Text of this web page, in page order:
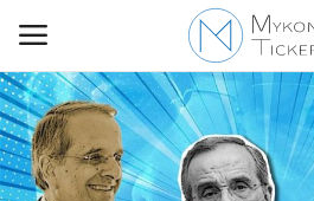
Contact Us